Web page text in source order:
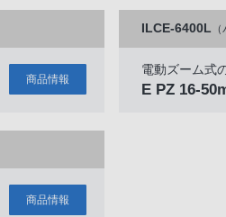
商品情報
ILCE-6400L
電動ズーム式
E PZ 16-
商品情報